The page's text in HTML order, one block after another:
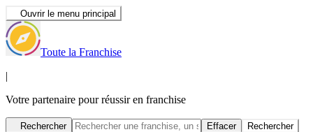
Ouvrir le menu principal
Toute la Franchise
|
Votre partenaire pour réussir en franchise
Rechercher Effacer Rechercher